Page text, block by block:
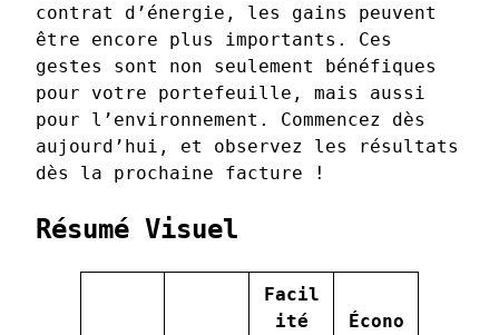
contrat d’énergie, les gains peuvent
être encore plus importants. Ces
gestes sont non seulement bénéfiques
pour votre portefeuille, mais aussi
pour l’environnement. Commencez dès
aujourd’hui, et observez les résultats
dès la prochaine facture !
Résumé Visuel
Facil
ité
Écono